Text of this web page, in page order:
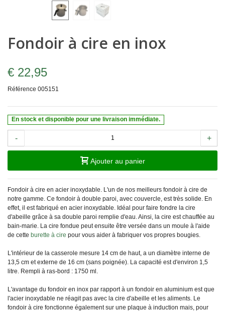
Fondoir à cire en inox
€ 22,95
Référence 005151
En stock et disponible pour une livraison immédiate.
- +
Ajouter au panier
Fondoir à cire en acier inoxydable. L'un de nos meilleurs fondoir à cire de
notre gamme. Ce fondoir à double paroi, avec couvercle, est très solide. En
effet, il est fabriqué en acier inoxydable. Idéal pour faire fondre la cire
d'abeille grâce à sa double paroi remplie d'eau. Ainsi, la cire est chauffée au
bain-marie. La cire fondue peut ensuite être versée dans un moule à l'aide
de cette burette à cire pour vous aider à fabriquer vos propres bougies.
L'intérieur de la casserole mesure 14 cm de haut, a un diamètre interne de
13,5 cm et externe de 16 cm (sans poignée). La capacité est d'environ 1,5
litre. Rempli à ras-bord : 1750 ml.
L'avantage du fondoir en inox par rapport à un fondoir en aluminium est que
l'acier inoxydable ne réagit pas avec la cire d'abeille et les aliments. Le
fondoir à cire fonctionne également sur une plaque à induction mais, pour